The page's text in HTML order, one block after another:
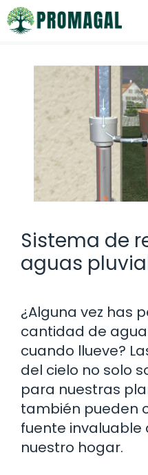
Saltar
al
Sistema de
aguas
¿Alguna vez has
cantidad de
cuando llueve?
del cielo no solo
para nuestras
también pueden
fuente invaluable
nuestro hogar.